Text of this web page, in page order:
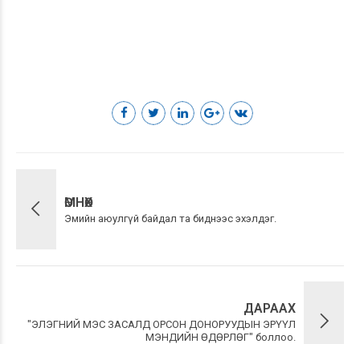
ӨМНӨХ
Эмийн аюулгүй байдал та биднээс эхэлдэг.
ДАРААХ
"ЭЛЭГНИЙ МЭС ЗАСАЛД ОРСОН ДОНОРУУДЫН ЭРҮҮЛ
МЭНДИЙН ӨДӨРЛӨГ" боллоо.